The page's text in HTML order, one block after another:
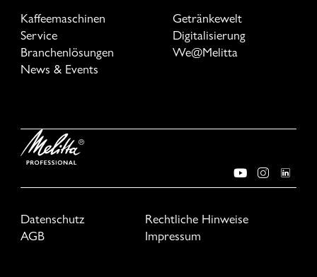
Kaffeemaschinen
Getränkewelt
Service
Digitalisierung
Branchenlösungen
We@Melitta
News & Events
Datenschutz
Rechtliche Hinweise
AGB
Impressum